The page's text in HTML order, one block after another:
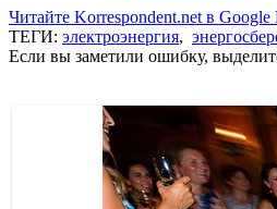
Читайте Korrespondent.net в Google
ТЕГИ: электроэнергия,
Если вы заметили ошибку,